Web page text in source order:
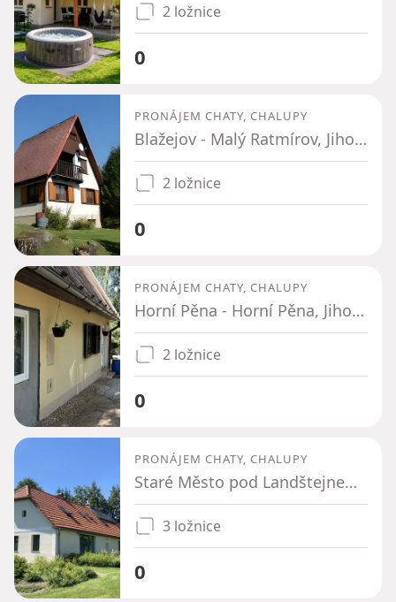
2 ložnice
0
PRONÁJEM CHATY, CHALUPY
Blažejov - Malý Ratmírov, Jihočeský kraj
2 ložnice
0
PRONÁJEM CHATY, CHALUPY
Horní Pěna - Horní Pěna, Jihočeský kraj
2 ložnice
0
PRONÁJEM CHATY, CHALUPY
Staré Město pod Landštejnem - Veclov, Jihočeský kraj
3 ložnice
0